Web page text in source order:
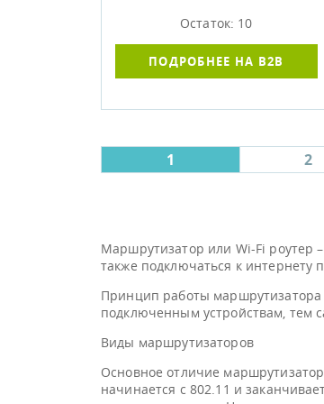
Остаток: 10
ПОДРОБНЕЕ НА B2B
1 2
Маршрутизатор или Wi-Fi роутер
также подключаться к интернету
Принцип работы маршрутизатора
подключенным устройствам, тем
Виды маршрутизаторов
Основное отличие
начинается с 802.11 и